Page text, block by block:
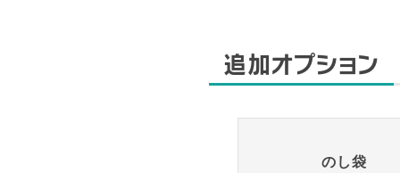
追加オプション
のし袋